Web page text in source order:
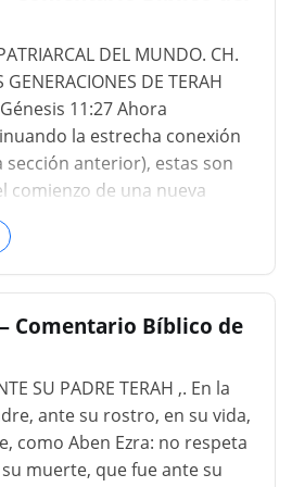
DEL MUNDO. CH.
DE TERAH
11:27 Ahora
la estrecha conexión
sección anterior), estas son
comienzo de una nueva
(Keil), y tampoco la
anterior
') ni el encabezado del
11:27-1 (Lange; vide
No de Abram; en parte
de la carrera,
en cuyo caso "las
habrían sido
propio Abram, el hijo de
al diseño subsidiario
Comentario Bíblico de
SU PADRE TERAH ,. En la
ante su rostro, en su vida,
como Aben Ezra: no respeta
muerte, que fue ante su